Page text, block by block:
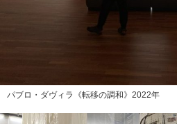
パブロ・ダヴィラ《転移の調和》2022年